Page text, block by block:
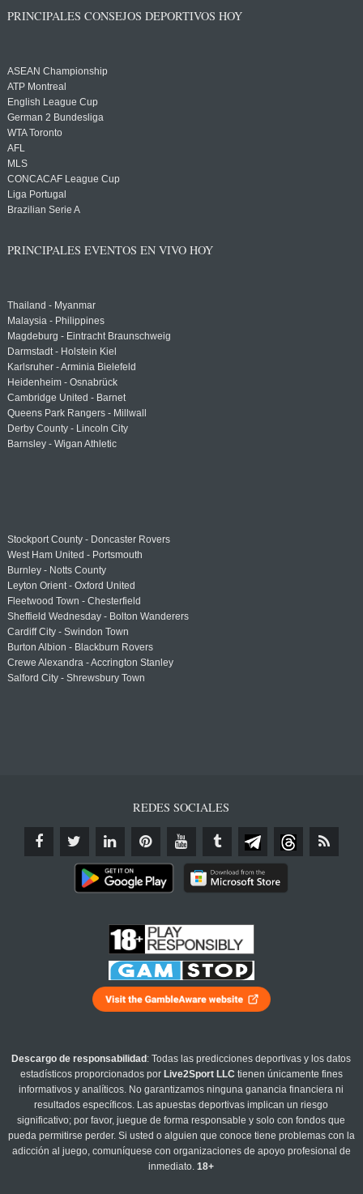
PRINCIPALES CONSEJOS DEPORTIVOS HOY
ASEAN Championship
ATP Montreal
English League Cup
German 2 Bundesliga
WTA Toronto
AFL
MLS
CONCACAF League Cup
Liga Portugal
Brazilian Serie A
PRINCIPALES EVENTOS EN VIVO HOY
Thailand - Myanmar
Malaysia - Philippines
Magdeburg - Eintracht Braunschweig
Darmstadt - Holstein Kiel
Karlsruher - Arminia Bielefeld
Heidenheim - Osnabrück
Cambridge United - Barnet
Queens Park Rangers - Millwall
Derby County - Lincoln City
Barnsley - Wigan Athletic
Stockport County - Doncaster Rovers
West Ham United - Portsmouth
Burnley - Notts County
Leyton Orient - Oxford United
Fleetwood Town - Chesterfield
Sheffield Wednesday - Bolton Wanderers
Cardiff City - Swindon Town
Burton Albion - Blackburn Rovers
Crewe Alexandra - Accrington Stanley
Salford City - Shrewsbury Town
REDES SOCIALES
Descargo de responsabilidad : Todas las predicciones deportivas y los datos
estadísticos proporcionados por Live2Sport LLC tienen únicamente fines
informativos y analíticos. No garantizamos ninguna ganancia financiera ni
resultados específicos. Las apuestas deportivas implican un riesgo
significativo; por favor, juegue de forma responsable y solo con fondos que
pueda permitirse perder. Si usted o alguien que conoce tiene problemas con la
adicción al juego, comuníquese con organizaciones de apoyo profesional de
inmediato.18+